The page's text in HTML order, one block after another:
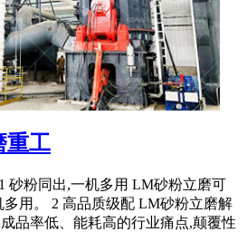
重工
砂粉同出,一机多用 LM砂粉立磨可
多用。 2 高品质级配 LM砂粉立磨解
品率低、能耗高的行业痛点,颠覆性